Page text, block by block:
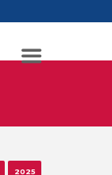
2025